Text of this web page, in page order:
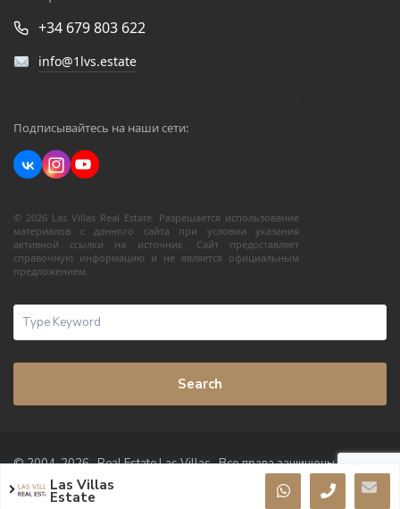
+34 679 803 622
info@1lvs.estate
Подписывайтесь на наши сети:
© 2026 Las Villas Real Estate. Разрешается использование
материалов с данного сайта при условии указания
активной ссылки на источник. Сайт предоставляет
справочную информацию и не является официальным
предложением.
Search
© 2004-2026 · Real Estate Las Villas · Все права защищены
Условия использования
Политика конфиденциальности
Las Villas
Estate